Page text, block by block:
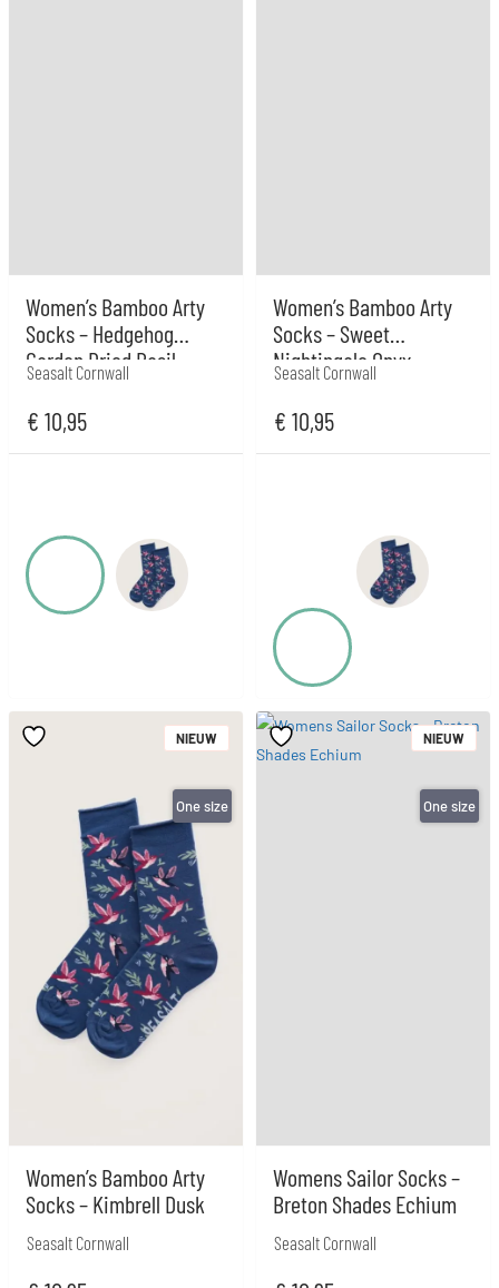
Women’s Bamboo Arty
Socks – Hedgehog
Garden Dried Basil
Seasalt Cornwall
€ 10,95
Women’s Bamboo Arty
Socks – Sweet
Nightingale Onyx
Seasalt Cornwall
€ 10,95
Women’s Bamboo Arty
Socks – Kimbrell Dusk
Seasalt Cornwall
NIEUW
One size
Womens Sailor Socks –
Breton Shades Echium
Seasalt Cornwall
NIEUW
One size